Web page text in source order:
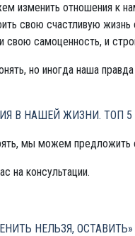
отношения к
свою счастливую
свою самоценность, и
но иногда наша
В НАШЕЙ ЖИЗНИ. ТОП 5
мы можем
на консультации.
НЕЛЬЗЯ,